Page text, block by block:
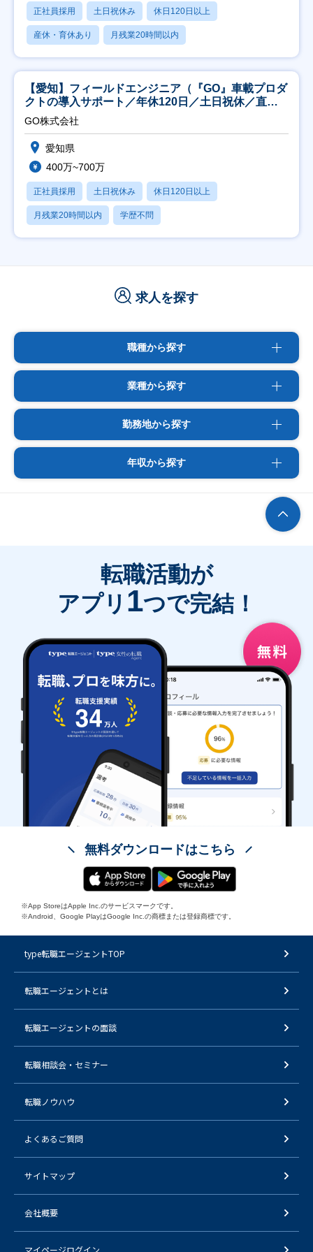
正社員採用 土日祝休み 休日120日以上
産休・育休あり 月残業20時間以内
【愛知】フィールドエンジニア（『GO』車載プロダ
クトの導入サポート／年休120日／土日祝休／直行
直帰
GO株式会社
愛知県
400万~700万
正社員採用 土日祝休み 休日120日以上
月残業20時間以内 学歴不問
求人を探す
職種から探す
業種から探す
勤務地から探す
年収から探す
転職活動が
アプリ 1つで完結！
無料ダウンロードはこちら
※App StoreはApple Inc.のサービスマークです。
※Android、Google PlayはGoogle Inc.の商標または登録商標です。
type転職エージェントTOP
転職エージェントとは
転職エージェントの面談
転職相談会・セミナー
転職ノウハウ
よくあるご質問
サイトマップ
会社概要
マイページログイン